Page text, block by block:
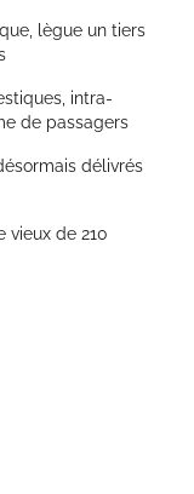
lègue un tiers
intra-
de passagers
délivrés
vieux de 210